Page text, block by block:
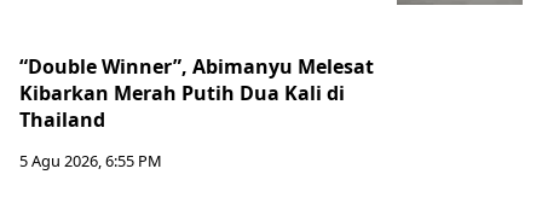
“Double Winner”, Abimanyu Melesat
Kibarkan Merah Putih Dua Kali di
Thailand
5 Agu 2026, 6:55 PM